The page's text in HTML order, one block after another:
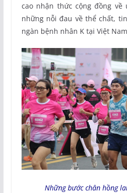
cao nhận thức cộng đồng
những nỗi đau về thể chất,
ngàn bệnh nhân K tại Việt
Những bước chân hồng